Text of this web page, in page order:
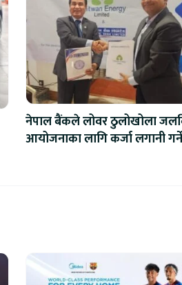
नेपाल बैंकले लोवर ठुलोखोला
आयोजनाका लागि कर्जा लगानी गर्ने